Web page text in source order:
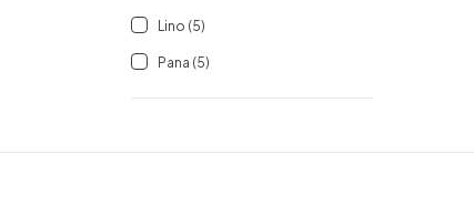
Lino (5)
Pana (5)